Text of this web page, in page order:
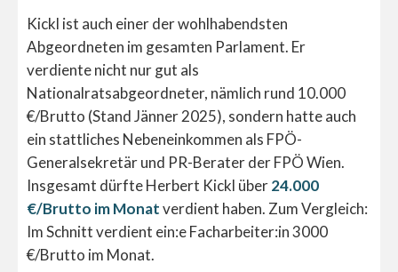
Kickl ist auch einer der wohlhabendsten
Abgeordneten im gesamten Parlament. Er
verdiente nicht nur gut als
Nationalratsabgeordneter, nämlich rund 10.000
€/Brutto (Stand Jänner 2025), sondern hatte auch
ein stattliches Nebeneinkommen als FPÖ-
Generalsekretär und PR-Berater der FPÖ Wien.
Insgesamt dürfte Herbert Kickl über24.000
€/Brutto im Monatverdient haben. Zum Vergleich:
Im Schnitt verdient ein:e Facharbeiter:in 3000
€/Brutto im Monat.